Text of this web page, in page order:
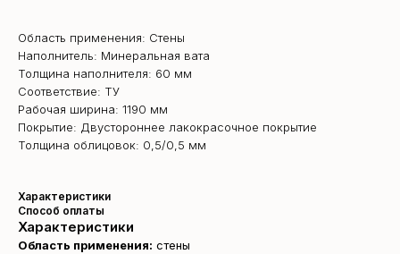
Область применения: Стены
Наполнитель: Минеральная вата
Толщина наполнителя: 60 мм
Соответствие: ТУ
Рабочая ширина: 1190 мм
Покрытие: Двустороннее лакокрасочное покрытие
Толщина облицовок: 0,5/0,5 мм
Характеристики
Способ оплаты
Характеристики
Область применения: стены